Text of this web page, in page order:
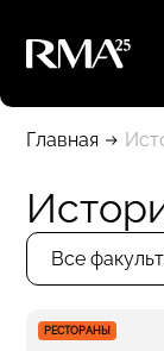
Главная
Все
РЕСТОРАНЫ